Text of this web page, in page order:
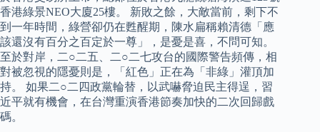
香港綠景NEO大廈25樓。 新敗之餘，大敵當前，剩下不
到一年時間，綠營卻仍在甦醒期，陳水扁稱賴清德「應
該還沒有百分之百定於一尊」，是憂是喜，不問可知。
至於對岸，二○二五、二○二七攻台的國際警告頻傳，相
對被忽視的隱憂則是，「紅色」正在為「非綠」灌頂加
持。 如果二○二四政黨輪替，以武嚇脅迫民主得逞，習
近平就有機會，在台灣重演香港節奏加快的二次回歸戲
碼。